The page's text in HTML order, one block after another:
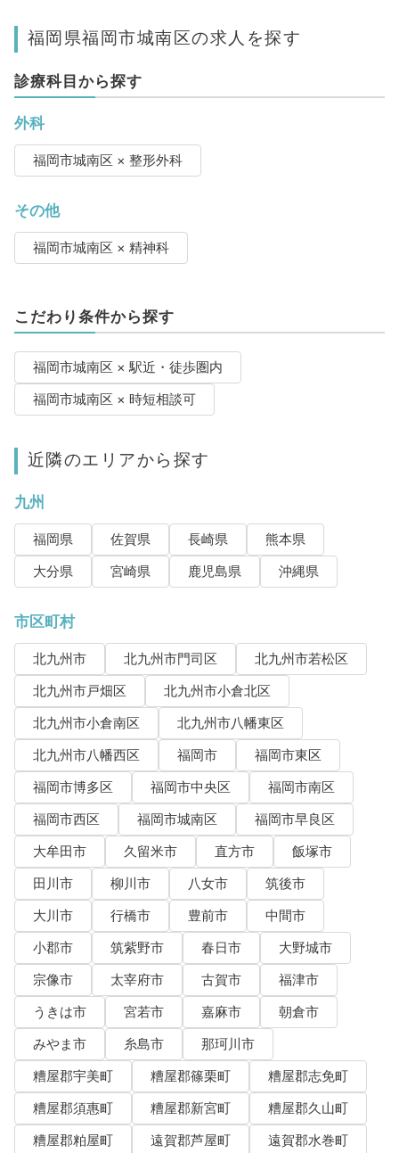
福岡県福岡市城南区の求人を探す
診療科目から探す
外科
福岡市城南区 × 整形外科
その他
福岡市城南区 × 精神科
こだわり条件から探す
福岡市城南区 × 駅近・徒歩圏内
福岡市城南区 × 時短相談可
近隣のエリアから探す
九州
福岡県 佐賀県 長崎県
熊本県
大分県
宮崎県 鹿児島県 沖縄県
市区町村
北九州市 北九州市門司区
北九州市若松区
北九州市戸畑区
北九州市小倉北区
北九州市小倉南区
北九州市八幡東区
北九州市八幡西区
福岡市
福岡市東区
福岡市博多区
福岡市中央区
福岡市南区
福岡市西区
福岡市城南区
福岡市早良区
大牟田市
久留米市 直方市
飯塚市
田川市
柳川市 八女市
筑後市
大川市
行橋市 豊前市
中間市
小郡市
筑紫野市 春日市
大野城市
宗像市
太宰府市 古賀市
福津市
うきは市
宮若市 嘉麻市
朝倉市
みやま市
糸島市
那珂川市
糟屋郡宇美町
糟屋郡篠栗町
糟屋郡志免町
糟屋郡須惠町
糟屋郡新宮町
糟屋郡久山町
糟屋郡粕屋町
遠賀郡芦屋町
遠賀郡水巻町